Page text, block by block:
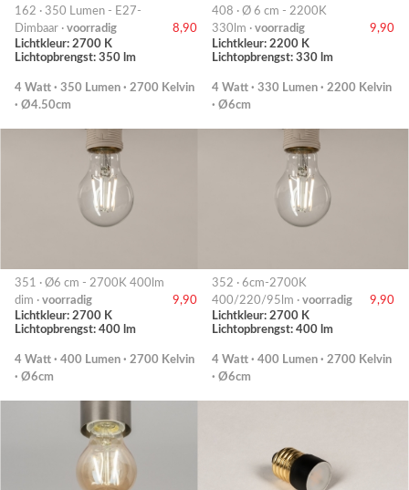
162 · 350 Lumen - E27-
Dimbaar · voorradig
8,90
Lichtkleur: 2700 K
Lichtopbrengst: 350 lm
4 Watt · 350 Lumen · 2700 Kelvin
· Ø4.50cm
408 · Ø 6 cm - 2200K
330lm · voorradig
9,90
Lichtkleur: 2200 K
Lichtopbrengst: 330 lm
4 Watt · 330 Lumen · 2200 Kelvin
· Ø6cm
351 · Ø6 cm - 2700K 400lm
dim · voorradig
9,90
Lichtkleur: 2700 K
Lichtopbrengst: 400 lm
4 Watt · 400 Lumen · 2700 Kelvin
· Ø6cm
352 · 6cm-2700K
400/220/95lm · voorradig
9,90
Lichtkleur: 2700 K
Lichtopbrengst: 400 lm
4 Watt · 400 Lumen · 2700 Kelvin
· Ø6cm